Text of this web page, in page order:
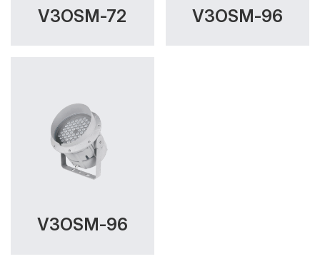
V3OSM-72 V3OSM-96
V3OSM-96